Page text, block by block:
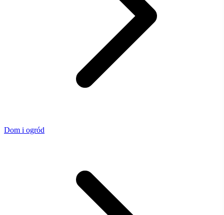
Dom i ogród